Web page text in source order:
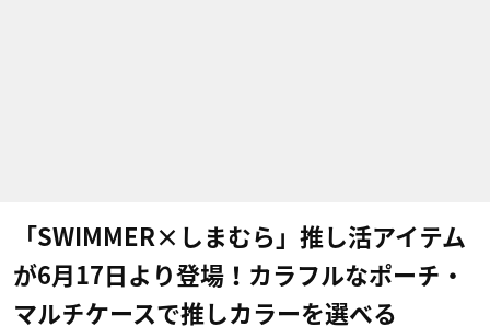
「SWIMMER×しまむら」推し活アイテム
が6月17日より登場！カラフルなポーチ・
マルチケースで推しカラーを選べる